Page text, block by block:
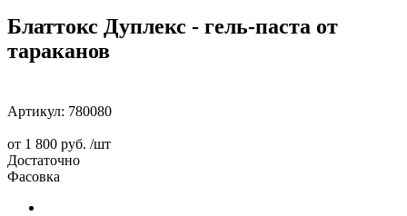
Блаттокс Дуплекс - гель-паста от
тараканов
Артикул: 780080
от 1 800 руб. /шт
Достаточно
Фасовка